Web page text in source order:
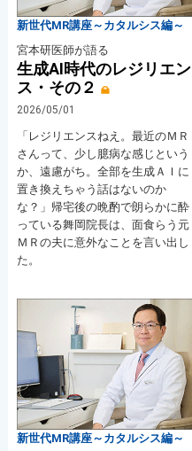
新世代MR講座～カタルシス編～
宮本研医師が語る
生成AI時代のレジリエン
ス・その２
2026/05/01
「レジリエンスねえ。最近のＭＲ
さんって、少し臆病な感じという
か、遠慮がち。全部を生成ＡＩに
置き換えちゃう話はないのか
な？」帰宅後の晩酌で朗らかに酔
っている舞岡院長は、面食らう元
ＭＲの夫に意外なことを言い出し
た。
新世代MR講座～カタルシス編～